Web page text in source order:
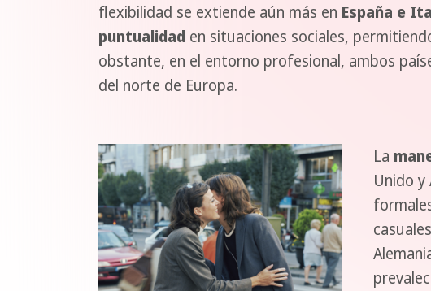
flexibilidad se extiende aún más en España e
puntualidad en situaciones sociales,
obstante, en el entorno profesional, ambos
del norte de Europa.
La
Unido y